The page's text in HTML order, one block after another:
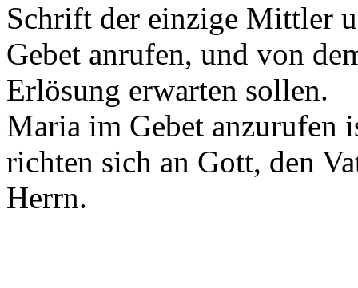
Schrift der einzige Mittler
Gebet anrufen, und von
Erlösung erwarten sollen.
Maria im Gebet anzurufen
richten sich an Gott, den
Herrn.